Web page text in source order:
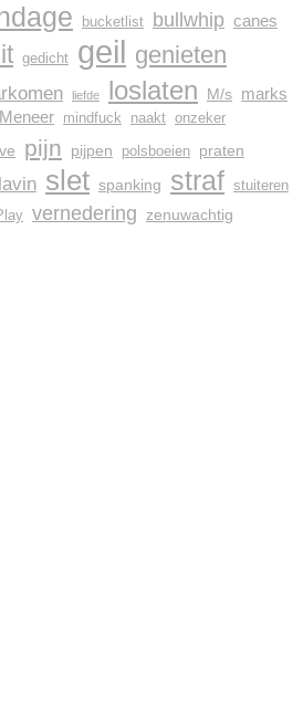
bucketlist bullwhip canes
gedicht geil genieten
liefde loslaten M/s marks
Meneer mindfuck naakt onzeker
pijn pijpen polsboeien praten
slet spanking straf stuiteren
vernedering zenuwachtig